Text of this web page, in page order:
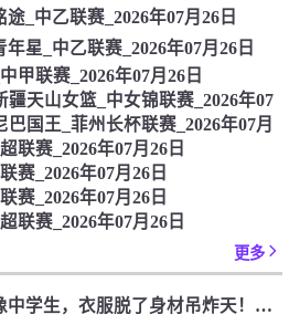
_中乙联赛_2026年07月26日
星_中乙联赛_2026年07月26日
甲联赛_2026年07月26日
天山女篮_中女锦联赛_2026年07
国王_菲州长杯联赛_2026年07月
联赛_2026年07月26日
赛_2026年07月26日
赛_2026年07月26日
联赛_2026年07月26日
更多
【足球】李刚仁看着像中学生，衣服脱了身材吊炸天！怪不得对抗上